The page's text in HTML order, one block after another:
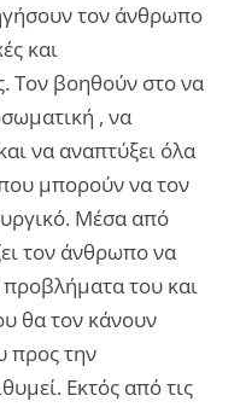
τον άνθρωπο
και
Τον βοηθούν στο να
, να
να αναπτύξει όλα
μπορούν να τον
Μέσα από
τον άνθρωπο να
προβλήματα του και
θα τον κάνουν
προς την
Εκτός από τις